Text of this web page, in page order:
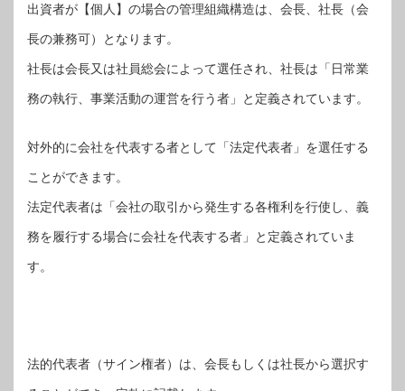
出資者が【個人】の場合の管理組織構造は、会長、社長（会
長の兼務可）となります。
社長は会長又は社員総会によって選任され、社長は「日常業
務の執行、事業活動の運営を行う者」と定義されています。
対外的に会社を代表する者として「法定代表者」を選任する
ことができます。
法定代表者は「会社の取引から発生する各権利を行使し、義
務を履行する場合に会社を代表する者」と定義されていま
す。
法的代表者（サイン権者）は、会長もしくは社長から選択す